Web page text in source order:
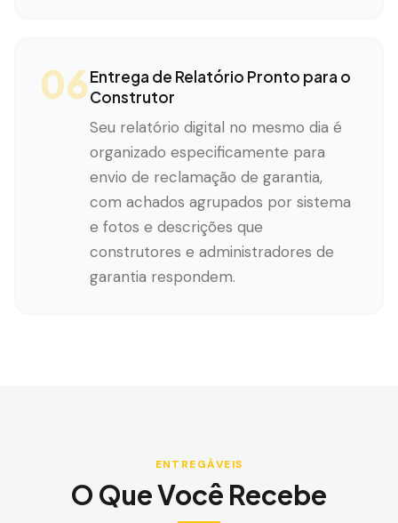
06Entrega de Relatório Pronto para o
Construtor
Seu relatório digital no mesmo dia é
organizado especificamente para
envio de reclamação de garantia,
com achados agrupados por sistema
e fotos e descrições que
construtores e administradores de
garantia respondem.
ENTREGÁVEIS
O Que Você Recebe